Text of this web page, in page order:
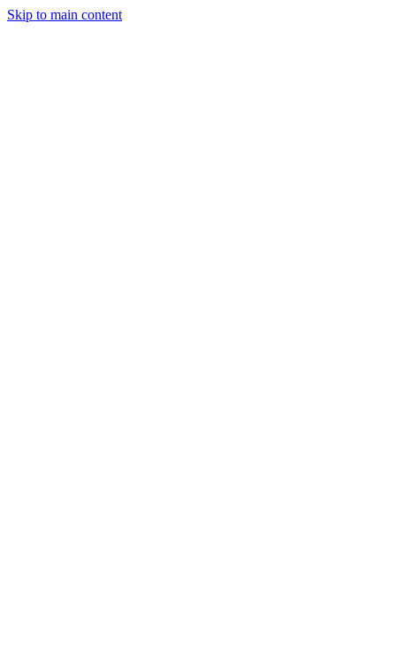
Skip to main content